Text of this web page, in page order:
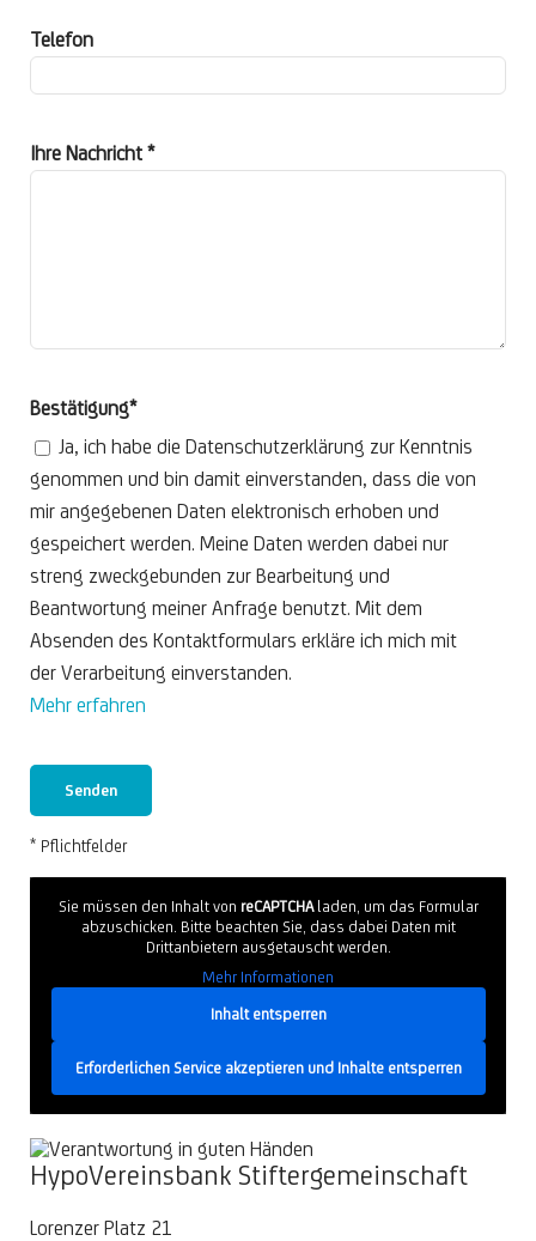
Telefon
Ihre Nachricht *
Bestätigung*
Ja, ich habe die Datenschutzerklärung zur Kenntnis
genommen und bin damit einverstanden, dass die von
mir angegebenen Daten elektronisch erhoben und
gespeichert werden. Meine Daten werden dabei nur
streng zweckgebunden zur Bearbeitung und
Beantwortung meiner Anfrage benutzt. Mit dem
Absenden des Kontaktformulars erkläre ich mich mit
der Verarbeitung einverstanden.
Mehr erfahren
* Pflichtfelder
Sie müssen den Inhalt von reCAPTCHAladen, um das Formular
abzuschicken. Bitte beachten Sie, dass dabei Daten mit
Drittanbietern ausgetauscht werden.
Mehr Informationen
Inhalt entsperren
Erforderlichen Service akzeptieren und Inhalte entsperren
HypoVereinsbank Stiftergemeinschaft
Lorenzer Platz 21